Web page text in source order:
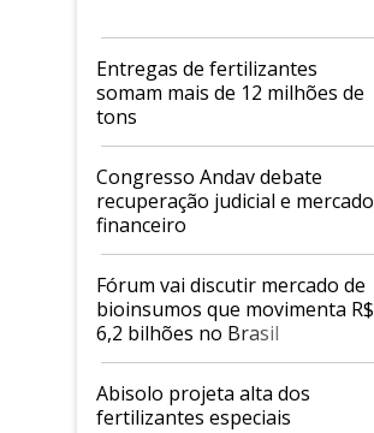
Entregas de fertilizantes
somam mais de 12 milhões de
tons
Congresso Andav debate
recuperação judicial e mercado
financeiro
Fórum vai discutir mercado de
bioinsumos que movimenta R$
6,2 bilhões no Brasil
Abisolo projeta alta dos
fertilizantes especiais